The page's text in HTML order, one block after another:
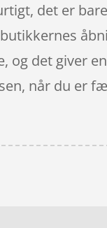
det er
og det giver
når du er